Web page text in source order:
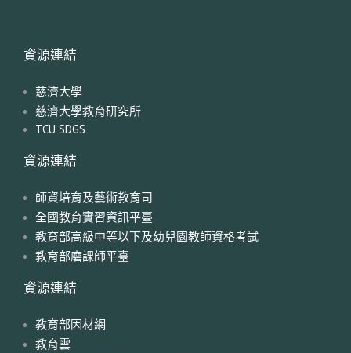
資源連結
慈濟大學
慈濟大學教育研究所
TCU SDGS
資源連結
師資培育及藝術教育司
全國教育實習資訊平臺
教育部高級中等以下及幼兒園教師資格考試
教育部磨課師平臺
資源連結
教育部因材網
教育雲